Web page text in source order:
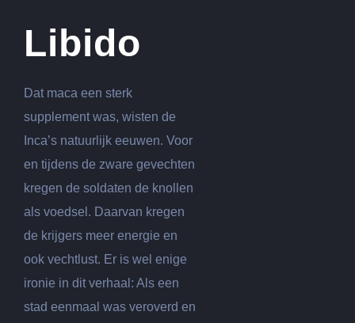
Libido
Dat maca een sterk
supplement was, wisten de
Inca’s natuurlijk eeuwen. Voor
en tijdens de zware gevechten
kregen de soldaten de knollen
als voedsel. Daarvan kregen
de krijgers meer energie en
ook vechtlust. Er is wel enige
ironie in dit verhaal: Als een
stad eenmaal was veroverd en